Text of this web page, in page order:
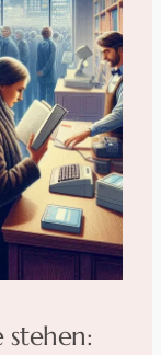
stehen: